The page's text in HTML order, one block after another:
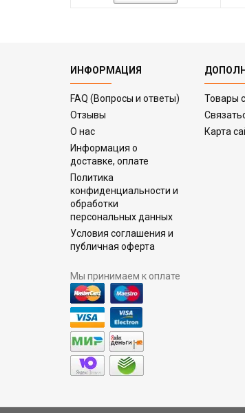
ИНФОРМАЦИЯ
FAQ (Вопросы и ответы)
Отзывы
О нас
Информация о
доставке, оплате
Политика
конфиденциальности и
обработки
персональных данных
Условия соглашения и
публичная оферта
Мы принимаем к оплате
Товары
Карта